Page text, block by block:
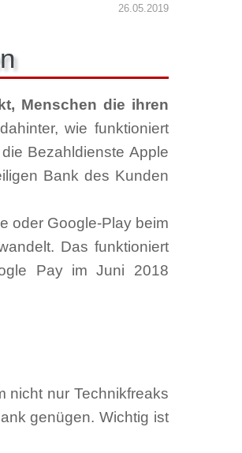
26.05.2019
Menschen die ihren
wie funktioniert
Bezahldienste Apple
Bank des Kunden
oder Google-Play beim
Das funktioniert
Pay im Juni 2018
nicht nur Technikfreaks
genügen. Wichtig ist